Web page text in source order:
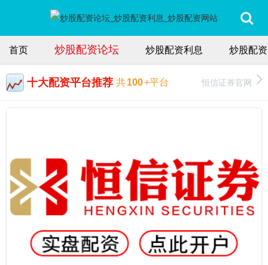
首页 炒股配资论坛 炒股配资利息 炒股配
十大配资平台推荐 共100+平台 恒信证券官网